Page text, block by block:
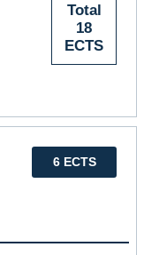
Total
18
ECTS
6 ECTS